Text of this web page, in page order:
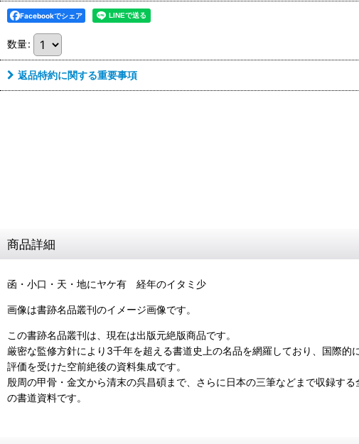
Facebookでシェア
数量:
返品特約に関する重要事項
商品詳細
函・小口・天・地にヤケ有 経年のイタミ少
画像は書跡名品叢刊のイメージ画像です。
この書跡名品叢刊は、現在は出版元絶版商品です。
厳密な監修方針により3千年を超える書道史上の名品を網羅しており、国際的
評価を受けた空前絶後の資料集成です。
殷周の甲骨・金文から清末の呉昌碩まで、さらに日本の三筆などまで収録す
の書道資料です。